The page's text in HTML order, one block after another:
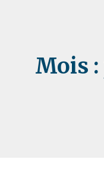
Mois :